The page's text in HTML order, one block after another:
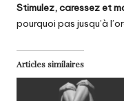
Stimulez, caressez et
pourquoi pas jusqu’à
Articles similaires